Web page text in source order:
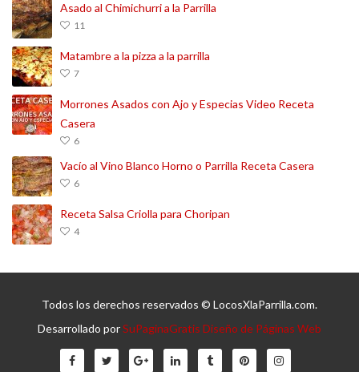
Asado al Chimichurri a la Parrilla
11
Matambre a la pizza a la parrilla
7
Morrones Asados con Ajo y Especias Video Receta
Casera
6
Vacío al Vino Blanco Horno o Parrilla Receta Casera
6
Receta Salsa Criolla para Choripan
4
Todos los derechos reservados © LocosXlaParrilla.com.
Desarrollado porSuPaginaGratis Diseño de Páginas Web